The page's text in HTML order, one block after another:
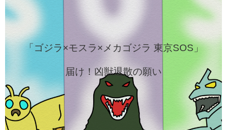
「ゴジラ×モスラ×メカゴジラ 東京SOS」
届け！凶獣退散の願い